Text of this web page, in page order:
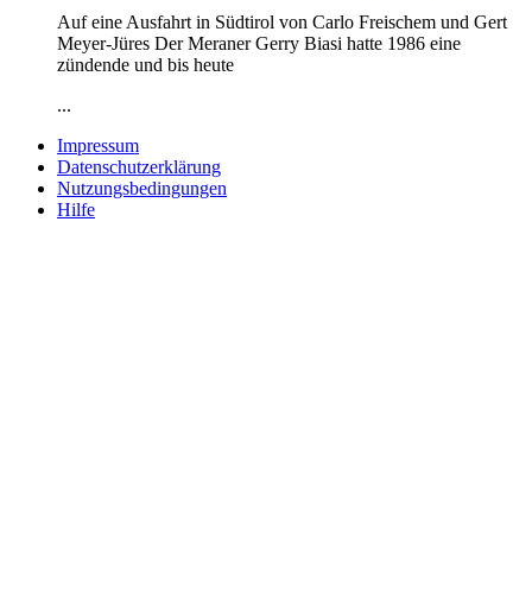
Auf eine Ausfahrt in Südtirol von Carlo Freischem und Gert
Meyer-Jüres Der Meraner Gerry Biasi hatte 1986 eine
zündende und bis heute
...
Impressum
Datenschutzerklärung
Nutzungsbedingungen
Hilfe